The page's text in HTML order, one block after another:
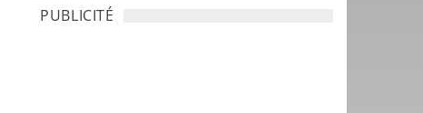
PUBLICITÉ